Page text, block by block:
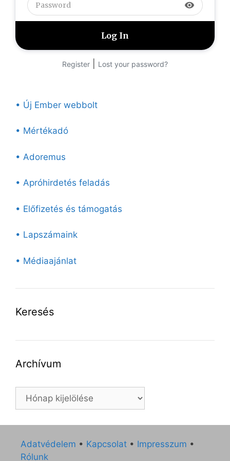
visibility
Register Lost your password?
• Új Ember webbolt
• Mértékadó
• Adoremus
• Apróhirdetés feladás
• Előfizetés és támogatás
• Lapszámaink
• Médiaajánlat
Keresés
Archívum
Archívum
Adatvédelem • Kapcsolat • Impresszum •
Rólunk